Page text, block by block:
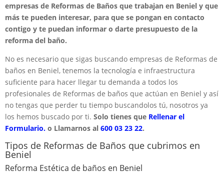
empresas de Reformas de Baños que trabajan en Beniel y que
más te pueden interesar, para que se pongan en contacto
contigo y te puedan informar o darte presupuesto de la
reforma del baño.
No es necesario que sigas buscando empresas de Reformas de
baños en Beniel, tenemos la tecnología e infraestructura
suficiente para hacer llegar tu demanda a todos los
profesionales de Reformas de baños que actúan en Beniel y así
no tengas que perder tu tiempo buscandolos tú, nosotros ya
los hemos buscado por ti. Solo tienes que Rellenar el
Formulario. o Llamarnos al 600 03 23 22.
Tipos de Reformas de Baños que cubrimos en
Beniel
Reforma Estética de baños en Beniel